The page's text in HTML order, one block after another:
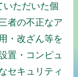
いただいた個
者の不正なア
・改ざん等を
置・コンピュ
セキュリティ